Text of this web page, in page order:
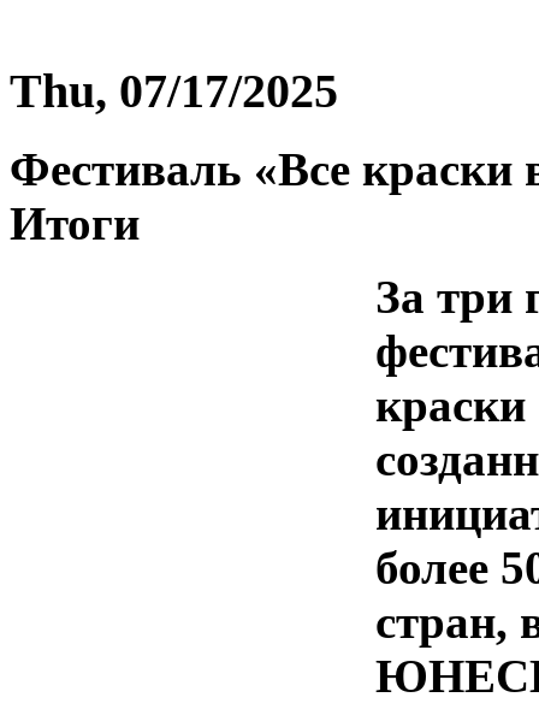
Thu, 07/17/2025
Фестиваль «Все краски
Итоги
За три
краски
более
стран,